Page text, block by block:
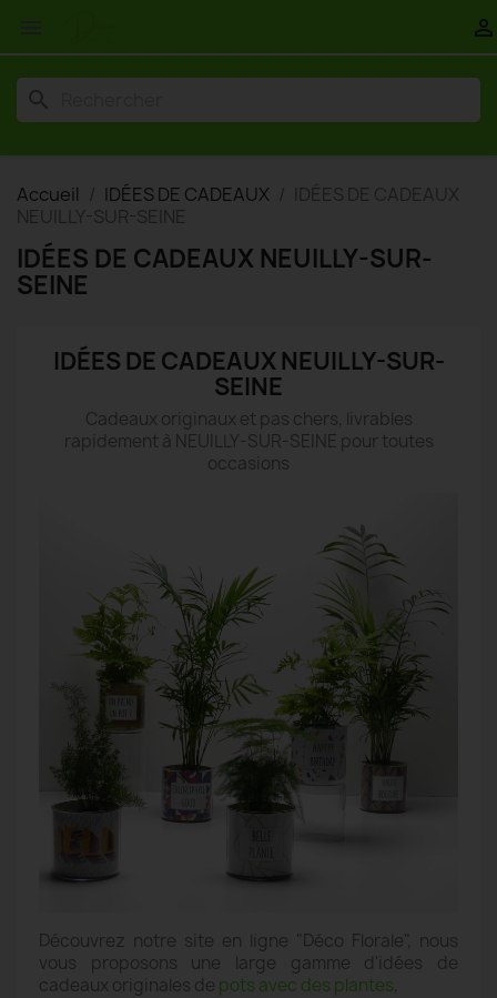

search
Accueil IDÉES DE CADEAUX
IDÉES DE CADEAUX
NEUILLY-SUR-SEINE
IDÉES DE CADEAUX NEUILLY-SUR-
SEINE
IDÉES DE CADEAUX NEUILLY-SUR-
SEINE
Cadeaux originaux et pas chers, livrables
rapidement à NEUILLY-SUR-SEINE pour toutes
occasions
Découvrez notre site en ligne "Déco Florale", nous
vous proposons une large gamme d'idées de
cadeaux originales de pots avec des plantes,